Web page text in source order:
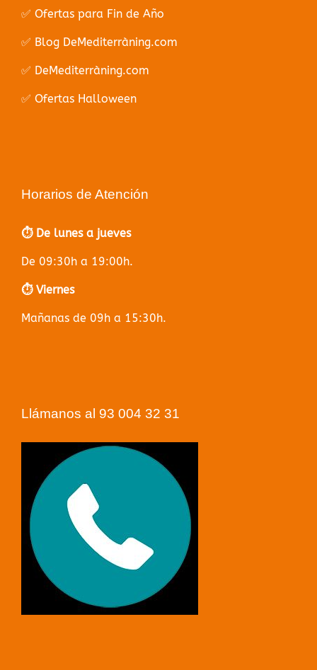
✅ Ofertas para Fin de Año
✅ Blog DeMediterràning.com
✅ DeMediterràning.com
✅ Ofertas Halloween
Horarios de Atención
⏱️ De lunes a jueves
De 09:30h a 19:00h.
⏱️ Viernes
Mañanas de 09h a 15:30h.
Llámanos al 93 004 32 31